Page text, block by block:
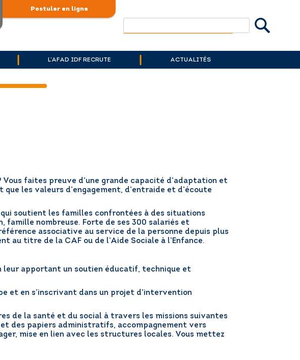
Postuler en ligne
Rechercher
L’AFAD IDF RECRUTE ACTUALITÉS
faites preuve d’une grande capacité d’adaptation et
les valeurs d’engagement, d’entraide et d’écoute
soutient les familles confrontées à des situations
famille nombreuse. Forte de ses 300 salariés et
associative au service de la personne depuis plus
au titre de la CAF ou de l’Aide Sociale à l’Enfance.
leur apportant un soutien éducatif, technique et
et en s’inscrivant dans un projet d’intervention
de la santé et du social à travers les missions suivantes
des papiers administratifs, accompagnement vers
mise en lien avec les structures locales. Vous mettez